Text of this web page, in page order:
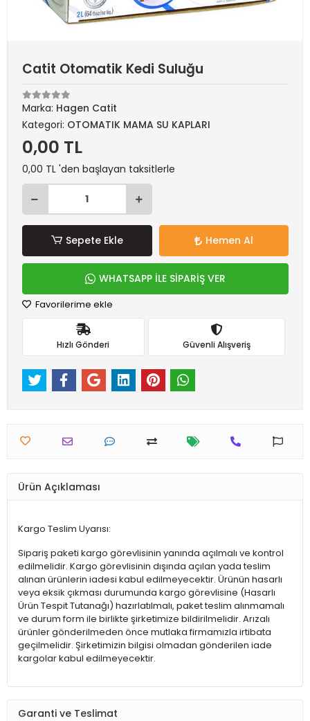
Catit Otomatik Kedi Suluğu
Marka: Hagen Catit
Kategori: OTOMATIK MAMA SU KAPLARI
0,00 TL
0,00 TL 'den başlayan taksitlerle
Sepete Ekle Hemen Al
WHATSAPP İLE SİPARİŞ VER
Favorilerime ekle
Hızlı Gönderi Güvenli Alışveriş
Ürün Açıklaması
Kargo Teslim Uyarısı:
Sipariş paketi kargo görevlisinin yanında açılmalı ve kontrol
edilmelidir. Kargo görevlisinin dışında açılan yada teslim
alınan ürünlerin iadesi kabul edilmeyecektir. Ürünün hasarlı
veya eksik çıkması durumunda kargo görevlisine (Hasarlı
Ürün Tespit Tutanağı) hazırlatılmalı, paket teslim alınmamalı
ve durum form ile birlikte şirketimize bildirilmelidir. Arızalı
ürünler gönderilmeden önce mutlaka firmamızla irtibata
geçilmelidir. Şirketimizin bilgisi olmadan gönderilen iade
kargolar kabul edilmeyecektir.
Garanti ve Teslimat